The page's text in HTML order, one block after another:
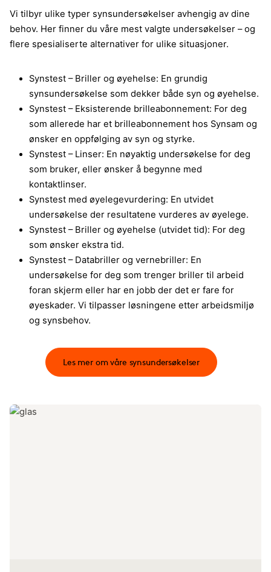
Vi tilbyr ulike typer synsundersøkelser avhengig av dine
behov. Her finner du våre mest valgte undersøkelser – og
flere spesialiserte alternativer for ulike situasjoner.
Synstest – Briller og øyehelse: En grundig
synsundersøkelse som dekker både syn og øyehelse.
Synstest – Eksisterende brilleabonnement: For deg
som allerede har et brilleabonnement hos Synsam og
ønsker en oppfølging av syn og styrke.
Synstest – Linser: En nøyaktig undersøkelse for deg
som bruker, eller ønsker å begynne med
kontaktlinser.
Synstest med øyelegevurdering: En utvidet
undersøkelse der resultatene vurderes av øyelege.
Synstest – Briller og øyehelse (utvidet tid): For deg
som ønsker ekstra tid.
Synstest – Databriller og vernebriller: En
undersøkelse for deg som trenger briller til arbeid
foran skjerm eller har en jobb der det er fare for
øyeskader. Vi tilpasser løsningene etter arbeidsmiljø
og synsbehov.​
Les mer om våre synsundersøkelser